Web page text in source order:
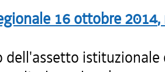
16 ottobre 2014,
dell'assetto istituzionale